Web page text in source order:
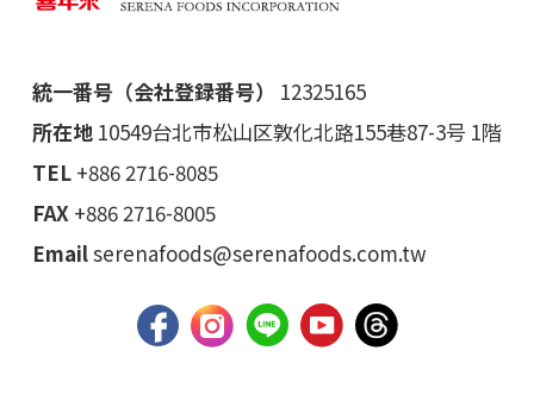
統一番号（会社登録番号）
12325165
所在地 10549台北市松山区敦化北路155巷87-3号 1階
TEL +886 2716-8085
FAX +886 2716-8005
Emailserenafoods@serenafoods.com.tw